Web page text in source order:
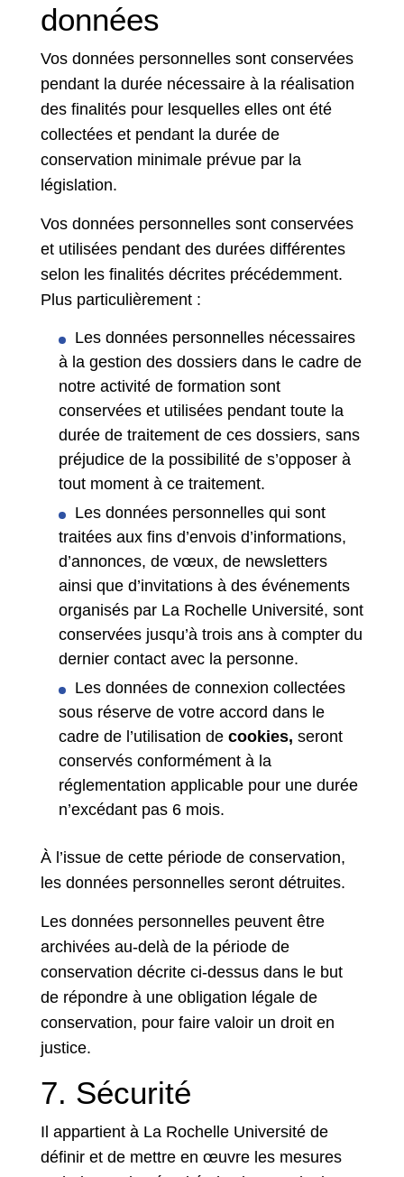
données
Vos données personnelles sont conservées
pendant la durée nécessaire à la réalisation
des finalités pour lesquelles elles ont été
collectées et pendant la durée de
conservation minimale prévue par la
législation.
Vos données personnelles sont conservées
et utilisées pendant des durées différentes
selon les finalités décrites précédemment.
Plus particulièrement :
Les données personnelles nécessaires
à la gestion des dossiers dans le cadre de
notre activité de formation sont
conservées et utilisées pendant toute la
durée de traitement de ces dossiers, sans
préjudice de la possibilité de s’opposer à
tout moment à ce traitement.
Les données personnelles qui sont
traitées aux fins d’envois d’informations,
d’annonces, de vœux, de newsletters
ainsi que d’invitations à des événements
organisés par La Rochelle Université, sont
conservées jusqu’à trois ans à compter du
dernier contact avec la personne.
Les données de connexion collectées
sous réserve de votre accord dans le
cadre de l’utilisation de cookies, seront
conservés conformément à la
réglementation applicable pour une durée
n’excédant pas 6 mois.
À l’issue de cette période de conservation,
les données personnelles seront détruites.
Les données personnelles peuvent être
archivées au-delà de la période de
conservation décrite ci-dessus dans le but
de répondre à une obligation légale de
conservation, pour faire valoir un droit en
justice.
7. Sécurité
Il appartient à La Rochelle Université de
définir et de mettre en œuvre les mesures